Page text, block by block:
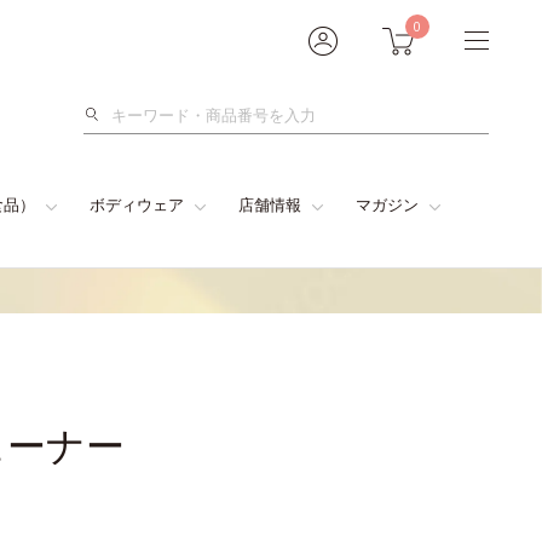
0
検
） ボディウェア 店舗情報 マガジン
ナー